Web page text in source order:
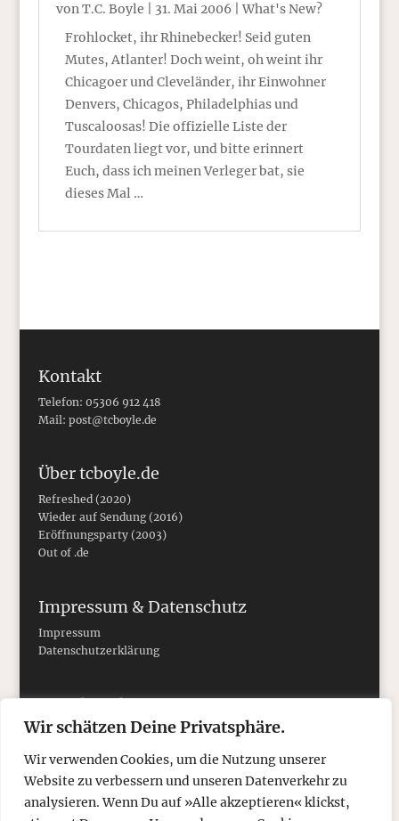
Wir schätzen Deine Privatsphäre.
Wir verwenden Cookies, um die Nutzung unserer
Website zu verbessern und unseren Datenverkehr zu
analysieren. Wenn Du auf »Alle akzeptieren« klickst,
vonT.C. Boyle 31. Mai 2006|What's New?
Frohlocket, ihr Rhinebecker! Seid guten
Mutes, Atlanter! Doch weint, oh weint ihr
Chicagoer und Cleveländer, ihr Einwohner
Denvers, Chicagos, Philadelphias und
Tuscaloosas! Die offizielle Liste der
Tourdaten liegt vor, und bitte erinnert
Euch, dass ich meinen Verleger bat, sie
dieses Mal …
Kontakt
Telefon: 05306 912 418
Mail: post@tcboyle.de
Über tcboyle.de
Refreshed (2020)
Wieder auf Sendung (2016)
Eröffnungsparty (2003)
Out of .de
Impressum & Datenschutz
Impressum
Datenschutzerklärung
Social Media